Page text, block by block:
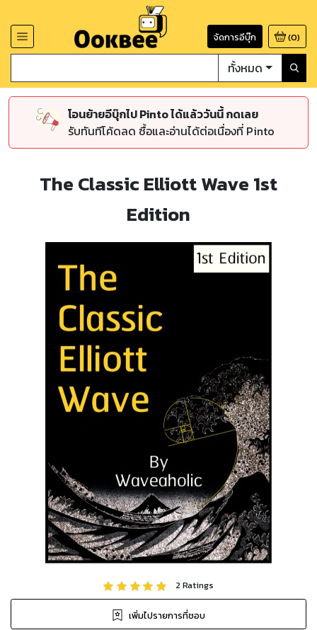
จัดการอีบุ๊ก (0)
ทั้งหมด
โอนย้ายอีบุ๊กไป Pinto ได้แล้ววันนี้ กดเลย
รับทันทีโค้ดลด ซื้อและอ่านได้ต่อเนื่องที่ Pinto
The Classic Elliott Wave 1st
Edition
2Ratings
เพิ่มไปรายการที่ชอบ